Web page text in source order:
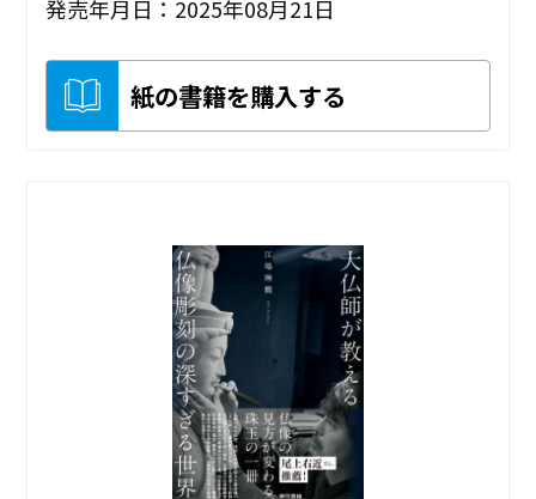
発売年月日：2025年08月21日
紙の書籍を購入する